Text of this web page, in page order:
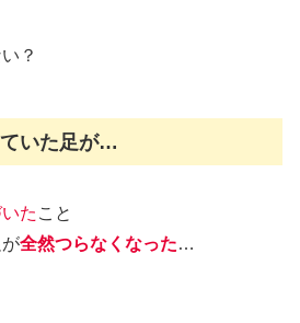
？
いた足が…
た こと
全然つらなくなった…